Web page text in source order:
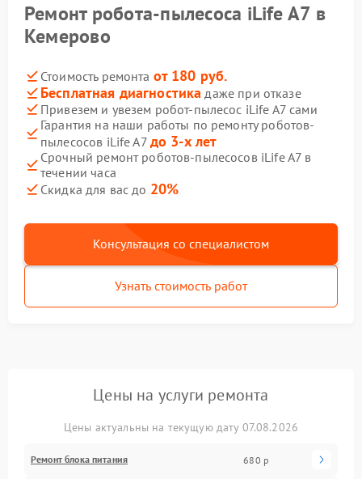
Ремонт робота-пылесоса iLife A7 в
Кемерово
Стоимость ремонта от 180 руб.
Бесплатная диагностика даже при отказе
Привезем и увезем робот-пылесос iLife A7 сами
Гарантия на наши работы по ремонту роботов-
пылесосов iLife A7 до 3-х лет
Срочный ремонт роботов-пылесосов iLife A7 в
течении часа
Скидка для вас до 20%
Консультация со специалистом
Узнать стоимость работ
Цены на услуги ремонта
Цены актуальны на текущую дату 07.08.2026
Ремонт блока питания 680 р